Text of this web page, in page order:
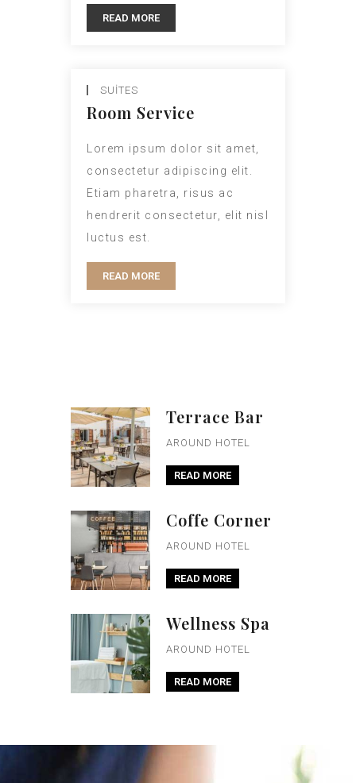
READ MORE
SUITES
Room Service
Lorem ipsum dolor sit amet,
consectetur adipiscing elit.
Etiam pharetra, risus ac
hendrerit consectetur, elit nisl
luctus est.
READ MORE
Terrace Bar
AROUND HOTEL
READ MORE
Coffe Corner
AROUND HOTEL
READ MORE
Wellness Spa
AROUND HOTEL
READ MORE